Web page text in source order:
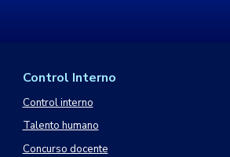
Control Interno
Control interno
Talento humano
Concurso docente